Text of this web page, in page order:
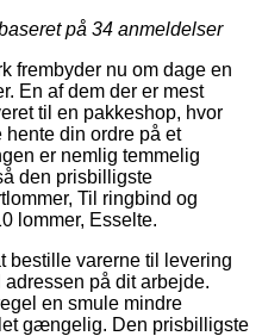
på 34 anmeldelser
frembyder nu om dage en
En af dem der er mest
til en pakkeshop, hvor
hente din ordre på et
er nemlig temmelig
den prisbilligste
Til ringbind og
lommer, Esselte.
bestille varerne til levering
på dit arbejde.
en smule mindre
gængelig. Den prisbilligste